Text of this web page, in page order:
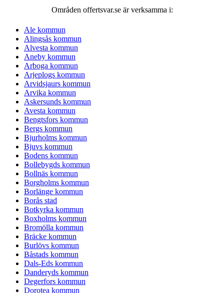
Områden offertsvar.se är verksamma i:
Ale kommun
Alingsås kommun
Alvesta kommun
Aneby kommun
Arboga kommun
Arjeplogs kommun
Arvidsjaurs kommun
Arvika kommun
Askersunds kommun
Avesta kommun
Bengtsfors kommun
Bergs kommun
Bjurholms kommun
Bjuvs kommun
Bodens kommun
Bollebygds kommun
Bollnäs kommun
Borgholms kommun
Borlänge kommun
Borås stad
Botkyrka kommun
Boxholms kommun
Bromölla kommun
Bräcke kommun
Burlövs kommun
Båstads kommun
Dals-Eds kommun
Danderyds kommun
Degerfors kommun
Dorotea kommun